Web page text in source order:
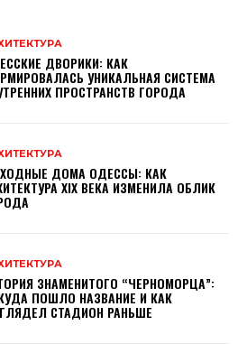
ДВОРИКИ: КАК
УНИКАЛЬНАЯ СИСТЕМА
ПРОСТРАНСТВ ГОРОДА
ДОМА ОДЕССЫ: КАК
XIX ВЕКА ИЗМЕНИЛА ОБЛИК
ЗНАМЕНИТОГО “ЧЕРНОМОРЦА”:
ПОШЛО НАЗВАНИЕ И КАК
СТАДИОН РАНЬШЕ